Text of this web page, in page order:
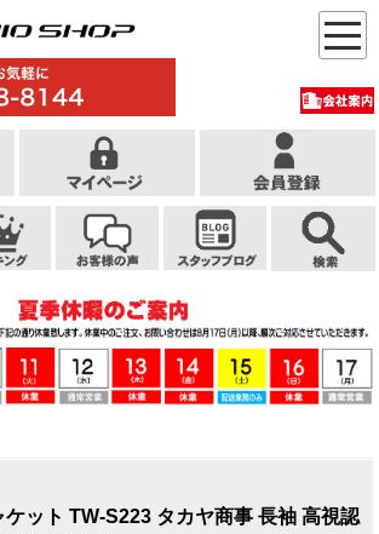
ット TW-S223 タカヤ商事 長袖 高視認